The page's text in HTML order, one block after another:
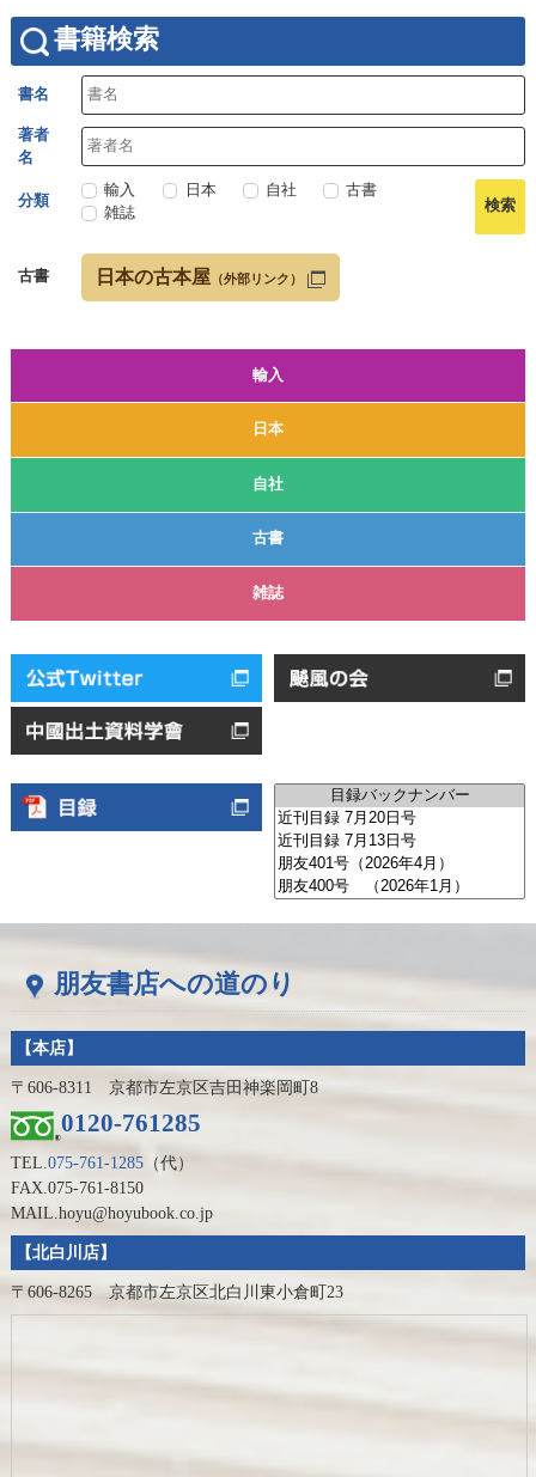
輸入
日本
自社
古書
雑誌
書籍検索
書名
著者
名
分類
輸入 日本 自社
古書
雑誌
古書 日本の古本屋 （外部リンク）
朋友書店への道のり
【本店】
〒606-8311 京都市左京区吉田神楽岡町8
0120-761285
TEL.075-761-1285（代）
FAX.075-761-8150
MAIL.hoyu@hoyubook.co.jp
【北白川店】
〒606-8265 京都市左京区北白川東小倉町23